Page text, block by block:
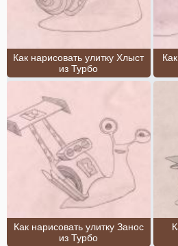
Как нарисовать улитку Хлыст
из Турбо
Как нарисовать улитку Занос
из Турбо